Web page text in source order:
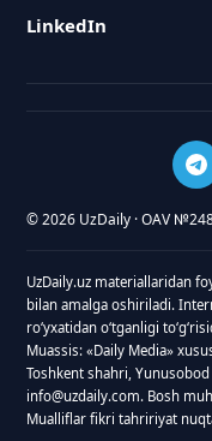
LinkedIn
© 2026 UzDaily · OAV
UzDaily.uz materiallaridan
bilan amalga oshiriladi.
roʻyxatidan oʻtganligi
Muassis: «Daily Media»
Toshkent shahri,
info@uzdaily.com. Bosh
Mualliflar fikri tahririyat